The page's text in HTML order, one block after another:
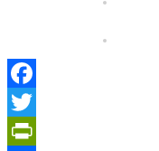
Facebook
Twitter